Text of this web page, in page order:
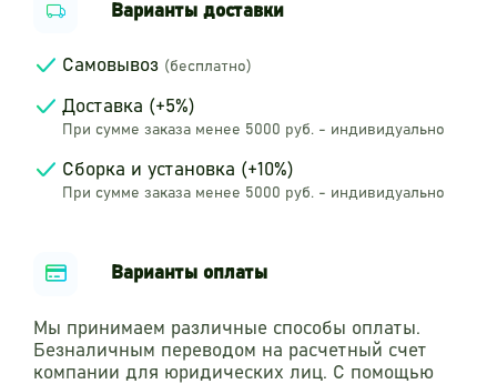
Варианты доставки
Самовывоз (бесплатно)
Доставка (+5%)
При сумме заказа менее 5000 руб. - индивидуально
Сборка и установка (+10%)
При сумме заказа менее 5000 руб. - индивидуально
Варианты оплаты
Мы принимаем различные способы оплаты.
Безналичным переводом на расчетный счет
компании для юридических лиц. С помощью